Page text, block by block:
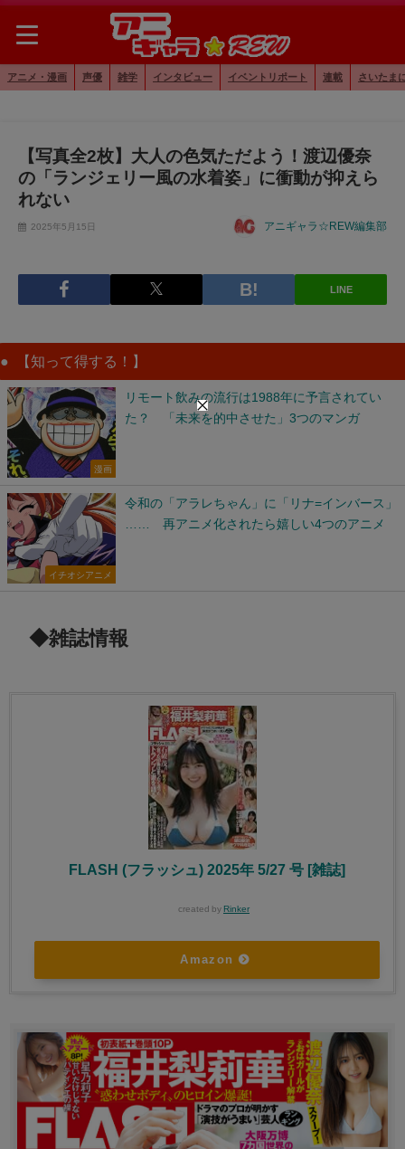
アニメ・漫画 声優 雑学 インタビュー イベントリポート 連載 さいたま
【写真全2枚】大人の色気ただよう！渡辺優奈
の「ランジェリー風の水着姿」に衝動が抑えら
れない
2025年5月15日 アニギャラ☆REW編集部
LINE
【知って得する！】
漫画
リモート飲みの流行は1988年に予言されてい
た？ 「未来を的中させた」3つのマンガ
イチオシアニメ
令和の「アラレちゃん」に「リナ=インバース」
…… 再アニメ化されたら嬉しい4つのアニメ
◆雑誌情報
FLASH (フラッシュ) 2025年 5/27 号 [雑誌]
created by Rinker
Amazon